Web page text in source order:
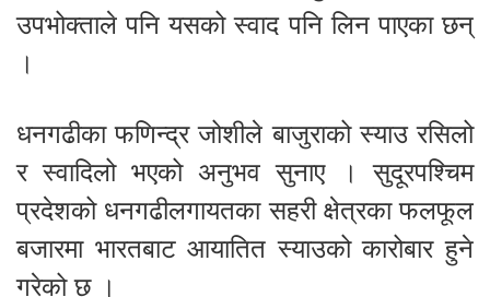
उपभोक्ताले पनि यसको स्वाद पनि लिन पाएका छन्
।
धनगढीका फणिन्द्र जोशीले बाजुराको स्याउ रसिलो
र स्वादिलो भएको अनुभव सुनाए । सुदूरपश्चिम
प्रदेशको धनगढीलगायतका सहरी क्षेत्रका फलफूल
बजारमा भारतबाट आयातित स्याउको कारोबार हुने
गरेको छ ।